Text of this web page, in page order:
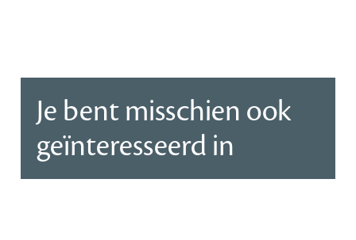
Je bent misschien ook
geïnteresseerd in